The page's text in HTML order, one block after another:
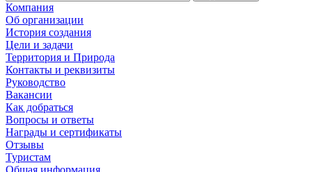
Компания
Об организации
История создания
Цели и задачи
Территория и Природа
Контакты и реквизиты
Руководство
Вакансии
Как добраться
Вопросы и ответы
Награды и сертификаты
Отзывы
Туристам
Общая информация